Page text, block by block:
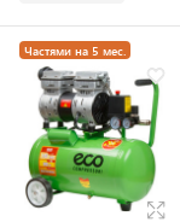
Частями на 5 мес.
Разумная цена